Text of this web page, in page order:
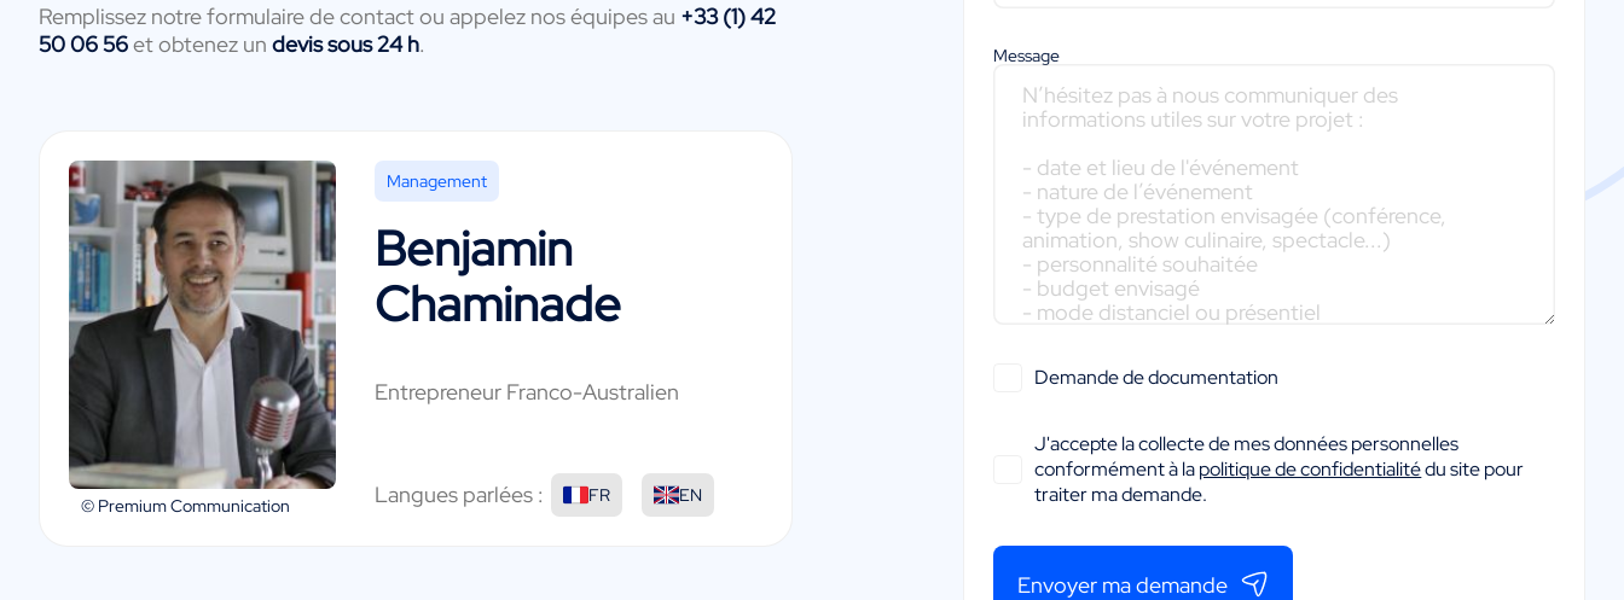
Remplissez notre formulaire de contact ou appelez nos équipes au +33 (1) 42
50 06 56et obtenez un devis sous 24 h.
© Premium Communication
Management
Benjamin
Chaminade
Entrepreneur Franco-Australien
Langues parlées : FR EN
Message
Demande de documentation
J'accepte la collecte de mes données personnelles
conformément à lapolitique de confidentialitédu site pour
traiter ma demande.
Envoyer ma demande